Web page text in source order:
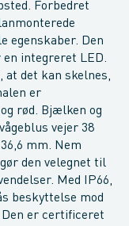
Forbedret
egenskaber. Den
en integreret LED.
at det kan skelnes,
er
rød. Bjælken og
vejer 38
mm. Nem
den velegnet til
Med IP66,
beskyttelse mod
Den er certificeret